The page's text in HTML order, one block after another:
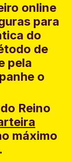
online
para
do
de
pela
o
Reino
máximo